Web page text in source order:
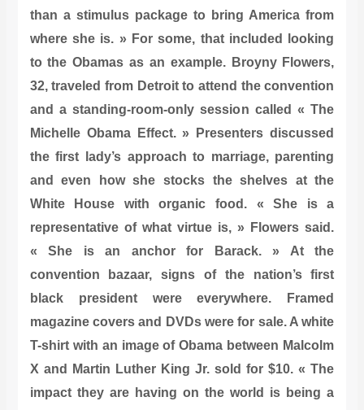
than a stimulus package to bring America from
where she is. » For some, that included looking
to the Obamas as an example. Broyny Flowers,
32, traveled from Detroit to attend the convention
and a standing-room-only session called « The
Michelle Obama Effect. » Presenters discussed
the first lady’s approach to marriage, parenting
and even how she stocks the shelves at the
White House with organic food. « She is a
representative of what virtue is, » Flowers said.
« She is an anchor for Barack. » At the
convention bazaar, signs of the nation’s first
black president were everywhere. Framed
magazine covers and DVDs were for sale. A white
T-shirt with an image of Obama between Malcolm
X and Martin Luther King Jr. sold for $10. « The
impact they are having on the world is being a